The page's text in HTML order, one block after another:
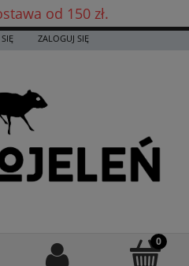
od 150 zł.
już od 150 zł! ✨
ZALOGUJ SIĘ